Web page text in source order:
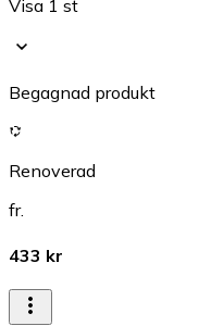
Visa 1 st
Begagnad produkt
Renoverad
fr.
433 kr